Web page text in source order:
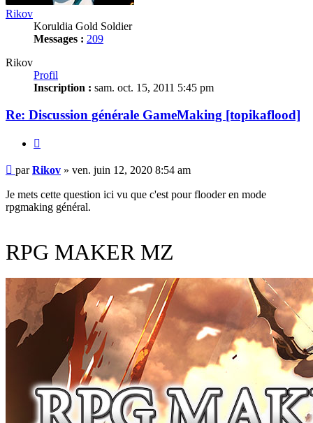
Rikov
Koruldia Gold Soldier
Messages : 209
Rikov
Profil
Inscription : sam. oct. 15, 2011 5:45 pm
Re: Discussion générale GameMaking [topikaflood]
Message
non
lu
parRikov » ven. juin 12, 2020 8:54 am
Je mets cette question ici vu que c'est pour flooder en mode
rpgmaking général.
RPG MAKER MZ